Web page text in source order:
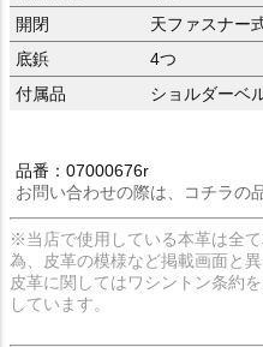
開閉
天ファスナー
底鋲
4つ
付属品
ショルダーベ
品番：07000676r
お問い合わせの際は、コチラの
※当店で使用している本革は全
為、皮革の模様など掲載画面と
皮革に関してはワシントン条約
しています。